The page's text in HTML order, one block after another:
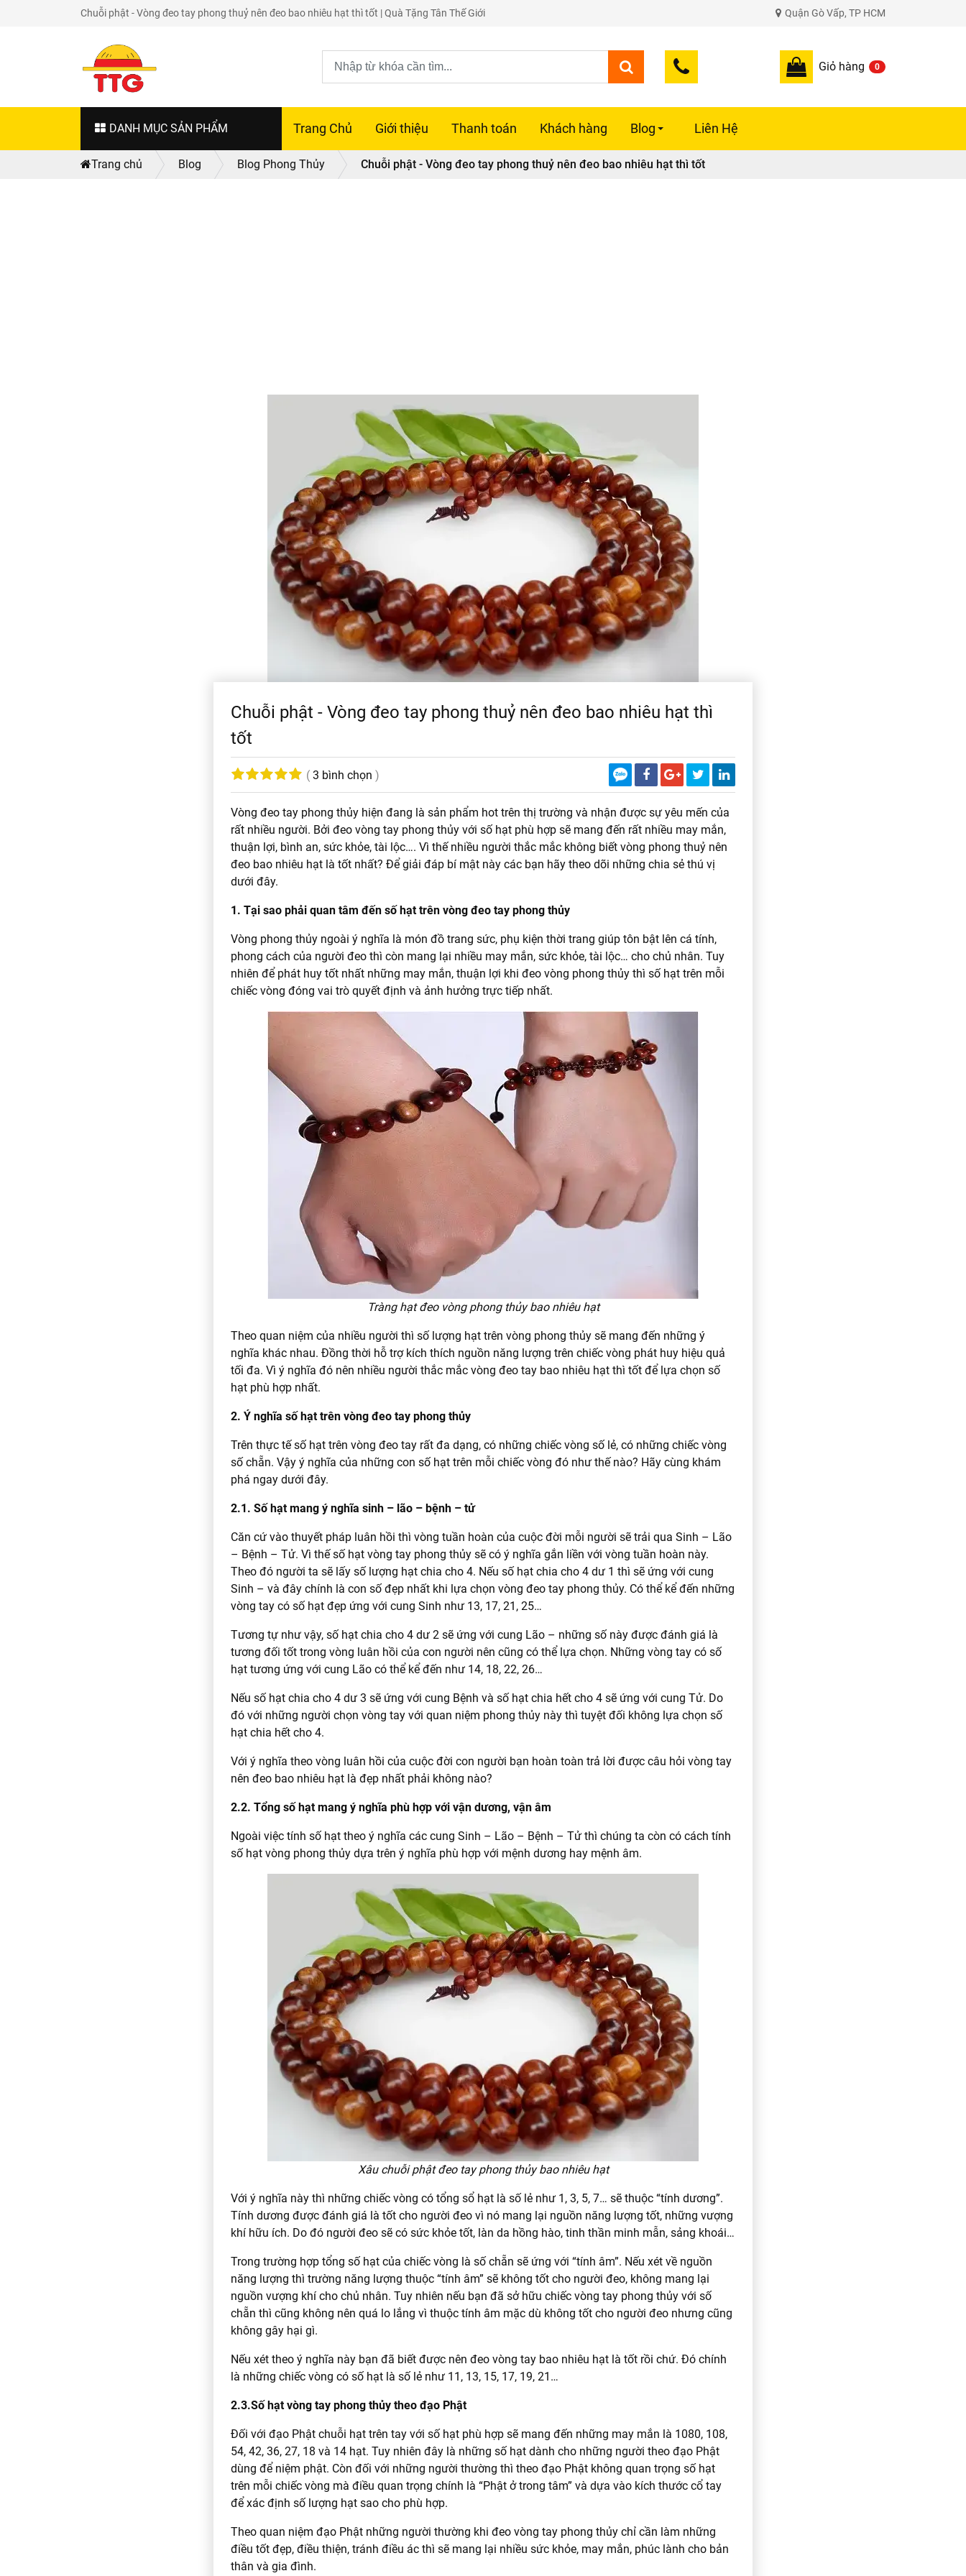
Chuỗi phật - Vòng đeo tay phong thuỷ nên đeo bao nhiêu hạt thì tốt | Quà Tặng Tân Thế Giới Quận Gò Vấp, TP HCM
Giỏ hàng 0
DANH MỤC SẢN PHẨM Trang Chủ Giới thiệu Thanh toán Khách hàng Blog Liên Hệ
Trang chủ Blog Blog Phong Thủy Chuỗi phật - Vòng đeo tay phong thuỷ nên đeo bao nhiêu hạt thì tốt
Chuỗi phật - Vòng đeo tay phong thuỷ nên đeo bao nhiêu hạt thì
tốt
( 3 bình chọn )
Vòng đeo tay phong thủy hiện đang là sản phẩm hot trên thị trường và nhận được sự yêu mến của
rất nhiều người. Bởi đeo vòng tay phong thủy với số hạt phù hợp sẽ mang đến rất nhiều may mắn,
thuận lợi, bình an, sức khỏe, tài lộc…. Vì thế nhiều người thắc mắc không biết vòng phong thuỷ nên
đeo bao nhiêu hạt là tốt nhất? Để giải đáp bí mật này các bạn hãy theo dõi những chia sẻ thú vị
dưới đây.
1. Tại sao phải quan tâm đến số hạt trên vòng đeo tay phong thủy
Vòng phong thủy ngoài ý nghĩa là món đồ trang sức, phụ kiện thời trang giúp tôn bật lên cá tính,
phong cách của người đeo thì còn mang lại nhiều may mắn, sức khỏe, tài lộc… cho chủ nhân. Tuy
nhiên để phát huy tốt nhất những may mắn, thuận lợi khi đeo vòng phong thủy thì số hạt trên mỗi
chiếc vòng đóng vai trò quyết định và ảnh hưởng trực tiếp nhất.
Tràng hạt đeo vòng phong thủy bao nhiêu hạt
Theo quan niệm của nhiều người thì số lượng hạt trên vòng phong thủy sẽ mang đến những ý
nghĩa khác nhau. Đồng thời hỗ trợ kích thích nguồn năng lượng trên chiếc vòng phát huy hiệu quả
tối đa. Vì ý nghĩa đó nên nhiều người thắc mắc vòng đeo tay bao nhiêu hạt thì tốt để lựa chọn số
hạt phù hợp nhất.
2. Ý nghĩa số hạt trên vòng đeo tay phong thủy
Trên thực tế số hạt trên vòng đeo tay rất đa dạng, có những chiếc vòng số lẻ, có những chiếc vòng
số chẵn. Vậy ý nghĩa của những con số hạt trên mỗi chiếc vòng đó như thế nào? Hãy cùng khám
phá ngay dưới đây.
2.1. Số hạt mang ý nghĩa sinh – lão – bệnh – tử
Căn cứ vào thuyết pháp luân hồi thì vòng tuần hoàn của cuộc đời mỗi người sẽ trải qua Sinh – Lão
– Bệnh – Tử. Vì thế số hạt vòng tay phong thủy sẽ có ý nghĩa gắn liền với vòng tuần hoàn này.
Theo đó người ta sẽ lấy số lượng hạt chia cho 4. Nếu số hạt chia cho 4 dư 1 thì sẽ ứng với cung
Sinh – và đây chính là con số đẹp nhất khi lựa chọn vòng đeo tay phong thủy. Có thể kể đến những
vòng tay có số hạt đẹp ứng với cung Sinh như 13, 17, 21, 25…
Tương tự như vậy, số hạt chia cho 4 dư 2 sẽ ứng với cung Lão – những số này được đánh giá là
tương đối tốt trong vòng luân hồi của con người nên cũng có thể lựa chọn. Những vòng tay có số
hạt tương ứng với cung Lão có thể kể đến như 14, 18, 22, 26…
Nếu số hạt chia cho 4 dư 3 sẽ ứng với cung Bệnh và số hạt chia hết cho 4 sẽ ứng với cung Tử. Do
đó với những người chọn vòng tay với quan niệm phong thủy này thì tuyệt đối không lựa chọn số
hạt chia hết cho 4.
Với ý nghĩa theo vòng luân hồi của cuộc đời con người bạn hoàn toàn trả lời được câu hỏi vòng tay
nên đeo bao nhiêu hạt là đẹp nhất phải không nào?
2.2. Tổng số hạt mang ý nghĩa phù hợp với vận dương, vận âm
Ngoài việc tính số hạt theo ý nghĩa các cung Sinh – Lão – Bệnh – Tử thì chúng ta còn có cách tính
số hạt vòng phong thủy dựa trên ý nghĩa phù hợp với mệnh dương hay mệnh âm.
Xâu chuỗi phật đeo tay phong thủy bao nhiêu hạt
Với ý nghĩa này thì những chiếc vòng có tổng sổ hạt là số lẻ như 1, 3, 5, 7… sẽ thuộc “tính dương”.
Tính dương được đánh giá là tốt cho người đeo vì nó mang lại nguồn năng lượng tốt, những vượng
khí hữu ích. Do đó người đeo sẽ có sức khỏe tốt, làn da hồng hào, tinh thần minh mẫn, sảng khoái…
Trong trường hợp tổng số hạt của chiếc vòng là số chẵn sẽ ứng với “tính âm”. Nếu xét về nguồn
năng lượng thì trường năng lượng thuộc “tính âm” sẽ không tốt cho người đeo, không mang lại
nguồn vượng khí cho chủ nhân. Tuy nhiên nếu bạn đã sở hữu chiếc vòng tay phong thủy với số
chẵn thì cũng không nên quá lo lắng vì thuộc tính âm mặc dù không tốt cho người đeo nhưng cũng
không gây hại gì.
Nếu xét theo ý nghĩa này bạn đã biết được nên đeo vòng tay bao nhiêu hạt là tốt rồi chứ. Đó chính
là những chiếc vòng có số hạt là số lẻ như 11, 13, 15, 17, 19, 21…
2.3.Số hạt vòng tay phong thủy theo đạo Phật
Đối với đạo Phật chuỗi hạt trên tay với số hạt phù hợp sẽ mang đến những may mắn là 1080, 108,
54, 42, 36, 27, 18 và 14 hạt. Tuy nhiên đây là những số hạt dành cho những người theo đạo Phật
dùng để niệm phật. Còn đối với những người thường thì theo đạo Phật không quan trọng số hạt
trên mỗi chiếc vòng mà điều quan trọng chính là “Phật ở trong tâm” và dựa vào kích thước cổ tay
để xác định số lượng hạt sao cho phù hợp.
Theo quan niệm đạo Phật những người thường khi đeo vòng tay phong thủy chỉ cần làm những
điều tốt đẹp, điều thiện, tránh điều ác thì sẽ mang lại nhiều sức khỏe, may mắn, phúc lành cho bản
thân và gia đình.